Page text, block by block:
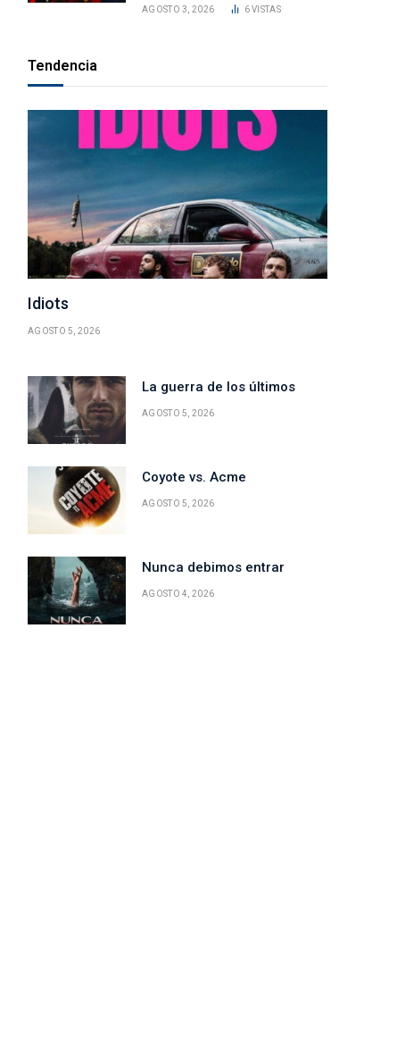
AGOSTO 3, 2026 6VISTAS
Tendencia
Idiots
AGOSTO 5, 2026
La guerra de los últimos
AGOSTO 5, 2026
Coyote vs. Acme
AGOSTO 5, 2026
Nunca debimos entrar
AGOSTO 4, 2026